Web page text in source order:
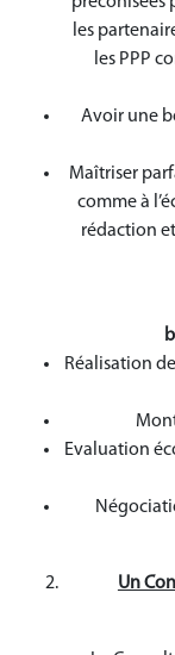
les
les PPP
Avoir une
Maîtriser
comme à
rédaction
Réalisation
Evaluation
Un